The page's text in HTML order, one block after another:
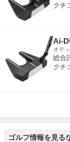
クチ
Ai-
オデ
総合
クチ
ゴルフ情報を見る